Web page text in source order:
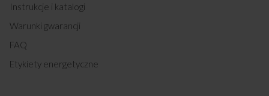
Instrukcje i katalogi
Warunki gwarancji
FAQ
Etykiety energetyczne